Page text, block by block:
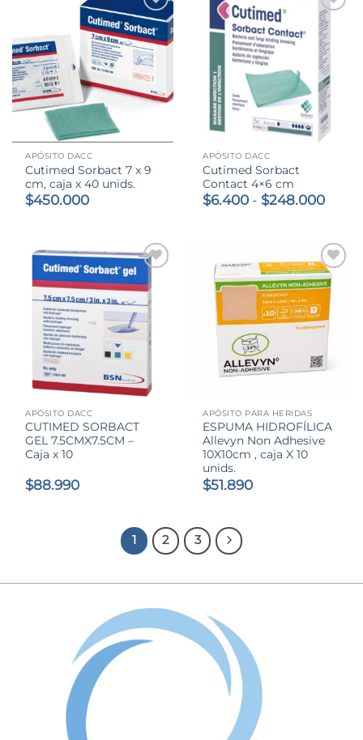
APÓSITO DACC
Cutimed Sorbact 7 x 9
cm, caja x 40 unids.
$450.000
APÓSITO DACC
Cutimed Sorbact
Contact 4×6 cm
$6.400 - $248.000
hasta
APÓSITO DACC
CUTIMED SORBACT
GEL 7.5CMX7.5CM –
Caja x 10
$88.990
APÓSITO PARA HERIDAS
ESPUMA HIDROFÍLICA
Allevyn Non Adhesive
10X10cm , caja X 10
unids.
$51.890
1 2 3